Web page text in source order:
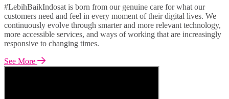
#LebihBaikIndosat is born from our genuine care for what our
customers need and feel in every moment of their digital lives. We
continuously evolve through smarter and more relevant technology,
more accessible services, and ways of working that are increasingly
responsive to changing times.
See More